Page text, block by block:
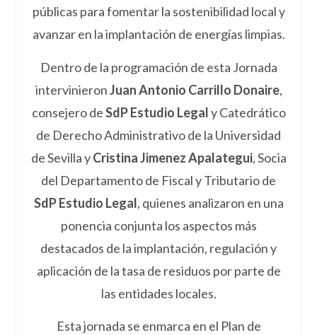
públicas para fomentar la sostenibilidad local y
avanzar en la implantación de energías limpias.
Dentro de la programación de esta Jornada
intervinieronJuan Antonio Carrillo Donaire,
consejero deSdP Estudio Legaly Catedrático
de Derecho Administrativo de la Universidad
de Sevilla yCristina Jimenez Apalategui, Socia
del Departamento de Fiscal y Tributario de
SdP Estudio Legal, quienes analizaron en una
ponencia conjunta los aspectos más
destacados de la implantación, regulación y
aplicación de la tasa de residuos por parte de
las entidades locales.
Esta jornada se enmarca en el Plan de